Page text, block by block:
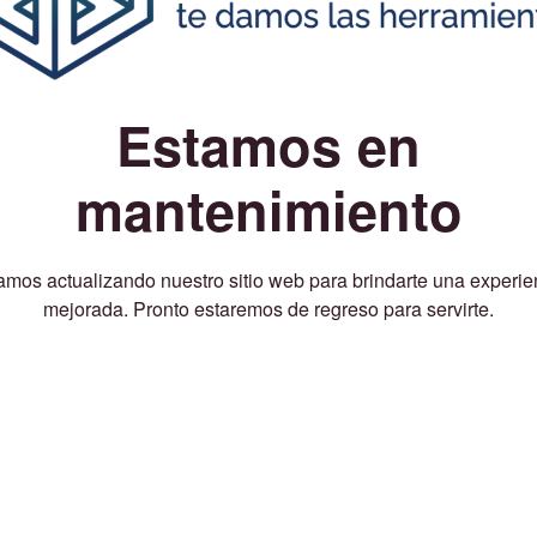
Estamos en
mantenimiento
actualizando nuestro sitio web para brindarte una
mejorada. Pronto estaremos de regreso para servirte.